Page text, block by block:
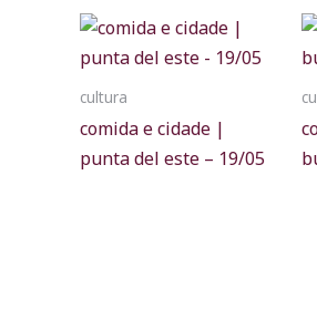
cultura
comida e cidade |
punta del este – 19/05